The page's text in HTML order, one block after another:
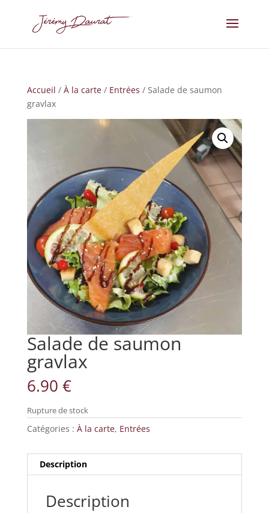
Accueil / À la carte/ Entrées / Salade de saumon
gravlax
Salade de saumon
gravlax
6.90 €
Rupture de stock
Catégories : À la carte, Entrées
Description
Description